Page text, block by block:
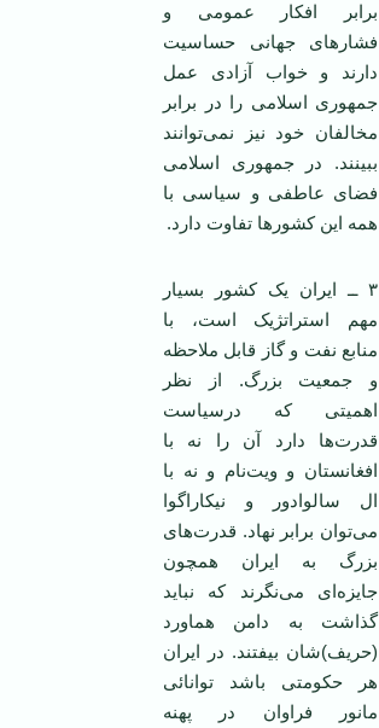
برابر افکار عمومی و
فشارهای جهانی حساسیت
دارند و خواب آزادی عمل
جمهوری اسلامی را در برابر
مخالفان خود نیز نمی‌توانند
ببینند. در جمهوری اسلامی
فضای عاطفی و سیاسی با
همه این کشورها تفاوت دارد.
۳ ــ ایران یک کشور بسیار
مهم استراتژیک است، با
منابع نفت و گاز قابل ملاحظه
و جمعیت بزرگ. از نظر
اهمیتی که درسیاست
قدرت‌ها دارد آن را نه با
افغانستان و ویت‌نام و نه با
ال سالوادور و نیکاراگوا
می‌توان برابر نهاد. قدرت‌های
بزرگ به ایران همچون
جایزه‌ای می‌نگرند که نباید
گذاشت به دامن هماورد
(حریف)‌شان بیفتند. در ایران
هر حکومتی باشد توانائی
مانور فراوان در پهنه